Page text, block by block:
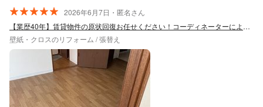
2026年6月7日・匿名さん
【業歴40年】賃貸物件の原状回復お任せください！コーディネーターによる最適提案◎
壁紙・クロスのリフォーム / 張替え